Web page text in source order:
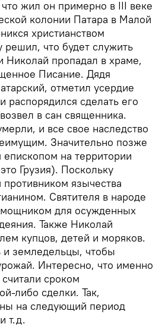
жил он примерно в III веке
колонии Патара в Малой
христианством
решил, что будет служить
пропадал в храме,
Писание. Дядя
отметил усердие
распорядился сделать его
в сан священника.
и все свое наследство
Значительно позже
епископом на территории
Грузия). Поскольку
язычества
Святителя в народе
для осужденных
Также Николай
купцов, детей и моряков.
и земледельцы, чтобы
Интересно, что именно
сроком
либо сделки. Так,
на следующий период
т.д.